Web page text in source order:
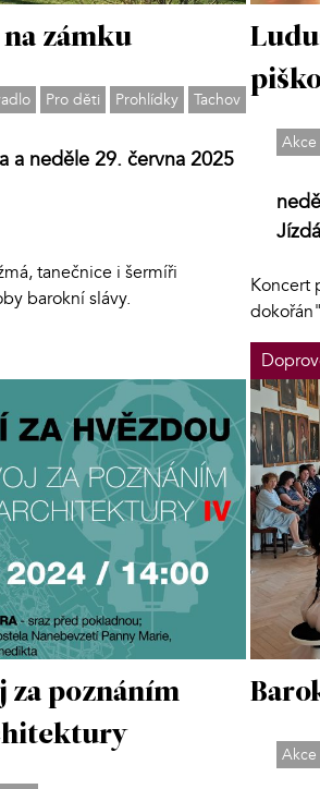
zámku
Pro děti Prohlídky Tachov
a neděle 29. června 2025
tanečnice i šermíři
barokní slávy.
Akce
Koncert
za poznáním
Akce